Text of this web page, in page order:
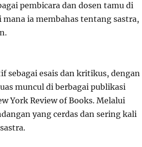
pembicara dan dosen tamu di
ia membahas tentang sastra,
sebagai esais dan kritikus, dengan
muncul di berbagai publikasi
York Review of Books. Melalui
yang cerdas dan sering kali